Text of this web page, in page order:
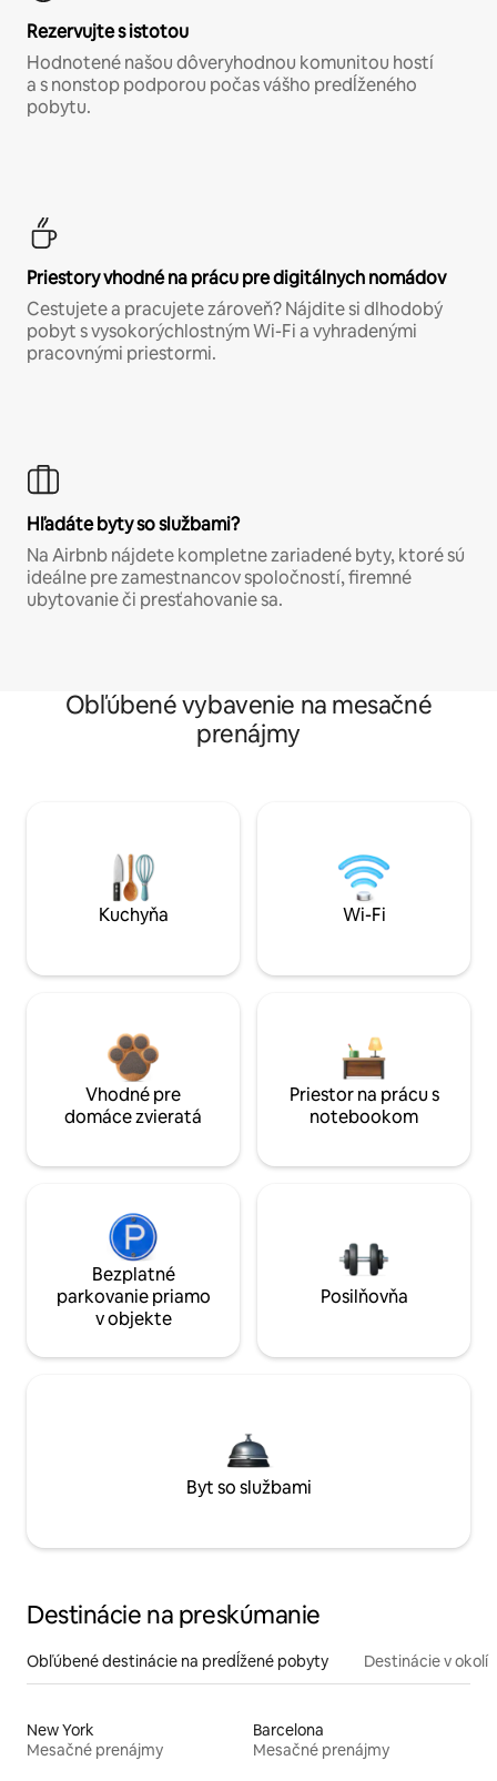
Rezervujte s istotou
Hodnotené našou dôveryhodnou komunitou hostí
a s nonstop podporou počas vášho predĺženého
pobytu.
Priestory vhodné na prácu pre digitálnych nomádov
Cestujete a pracujete zároveň? Nájdite si dlhodobý
pobyt s vysokorýchlostným Wi-Fi a vyhradenými
pracovnými priestormi.
Hľadáte byty so službami?
Na Airbnb nájdete kompletne zariadené byty, ktoré sú
ideálne pre zamestnancov spoločností, firemné
ubytovanie či presťahovanie sa.
Obľúbené vybavenie na mesačné
prenájmy
Kuchyňa Wi-Fi
Vhodné pre
domáce zvieratá
Priestor na prácu s
notebookom
Bezplatné
parkovanie priamo
v objekte
Posilňovňa
Byt so službami
Destinácie na preskúmanie
Obľúbené destinácie na predĺžené pobyty Destinácie v okolí
New York
Mesačné prenájmy
Barcelona
Mesačné prenájmy